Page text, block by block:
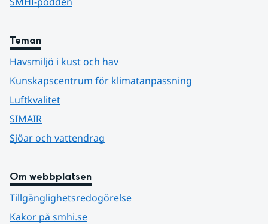
Teman
Havsmiljö i kust och hav
Kunskapscentrum för klimatanpassning
Luftkvalitet
SIMAIR
Sjöar och vattendrag
Om webbplatsen
Tillgänglighetsredogörelse
Kakor på smhi.se